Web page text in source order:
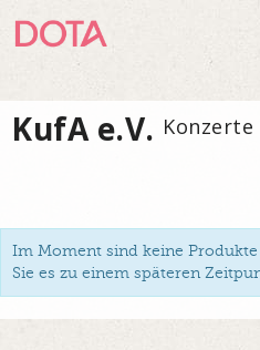
KufA e.V.
Im Moment sind keine
Sie es zu einem späteren